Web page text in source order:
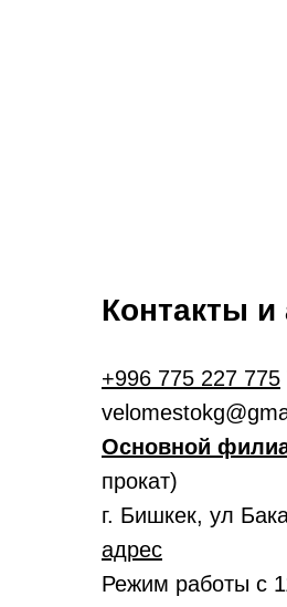
Контакты и
+996 775 227 775
Основной
прокат)
г. Бишкек, ул
адрес
Режим работы с